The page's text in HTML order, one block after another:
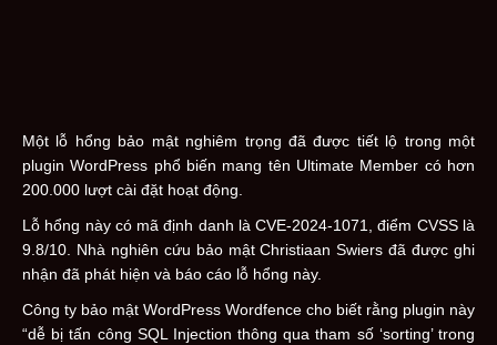
Một lỗ hổng bảo mật nghiêm trọng đã được tiết lộ trong một
plugin WordPress phổ biến mang tên Ultimate Member có hơn
200.000 lượt cài đặt hoạt động.
Lỗ hổng này có mã định danh là CVE-2024-1071, điểm CVSS là
9.8/10. Nhà nghiên cứu bảo mật Christiaan Swiers đã được ghi
nhận đã phát hiện và báo cáo lỗ hổng này.
Công ty bảo mật WordPress Wordfence cho biết rằng plugin này
“dễ bị tấn công SQL Injection thông qua tham số ‘sorting’ trong